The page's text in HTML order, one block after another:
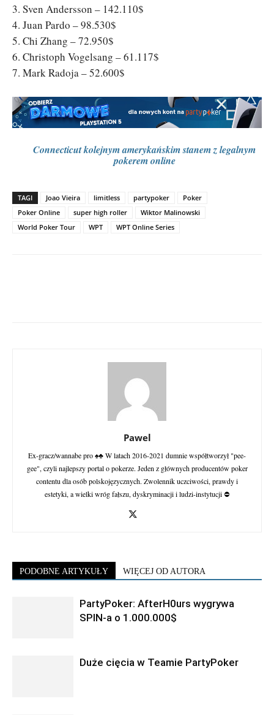
3. Sven Andersson – 142.110$
4. Juan Pardo – 98.530$
5. Chi Zhang – 72.950$
6. Christoph Vogelsang – 61.117$
7. Mark Radoja – 52.600$
Connecticut kolejnym amerykańskim stanem z legalnym
pokerem online
TAGI Joao Vieira limitless partypoker
Poker
Poker Online
super high roller
Wiktor Malinowski
World Poker Tour
WPT WPT Online Series
Pawel
Ex-gracz/wannabe pro ♠♣ W latach 2016-2021 dumnie współtworzył "pee-
gee", czyli najlepszy portal o pokerze. Jeden z głównych producentów poker
contentu dla osób polskojęzycznych. Zwolennik uczciwości, prawdy i
estetyki, a wielki wróg fałszu, dyskryminacji i ludzi-instytucji ⛔
PODOBNE ARTYKUŁY WIĘCEJ OD AUTORA
PartyPoker: AfterH0urs wygrywa
SPIN-a o 1.000.000$
Duże cięcia w Teamie PartyPoker